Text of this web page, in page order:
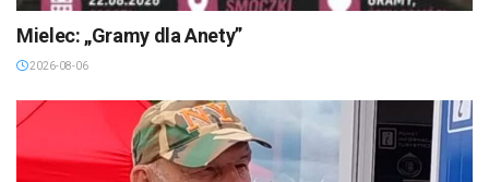
Mielec: „Gramy dla Anety”
2026-08-06